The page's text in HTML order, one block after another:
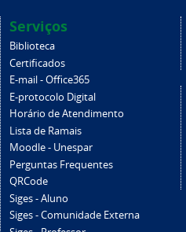
Serviços
Biblioteca
Certificados
E-mail - Office365
E-protocolo Digital
Horário de Atendimento
Lista de Ramais
Moodle - Unespar
Perguntas Frequentes
QRCode
Siges - Aluno
Siges - Comunidade Externa